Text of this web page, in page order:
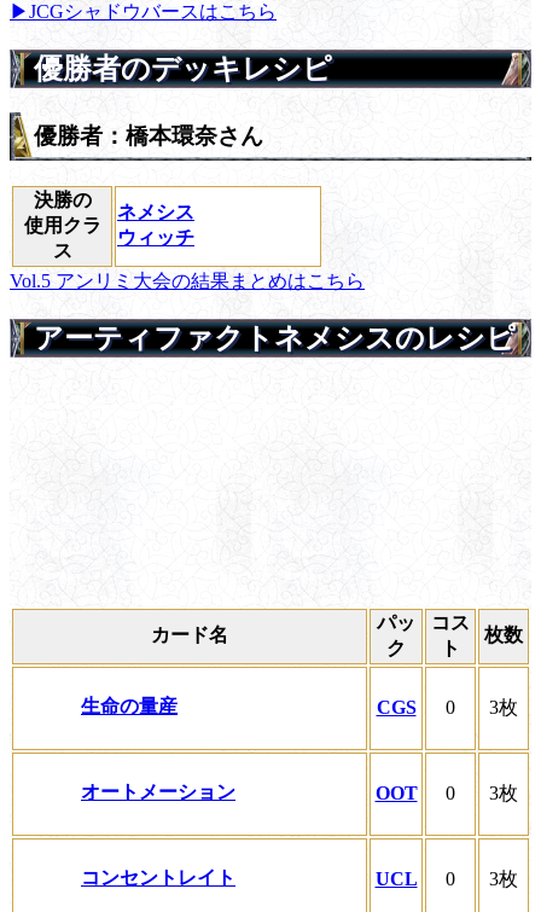
▶JCGシャドウバースはこちら
優勝者のデッキレシピ
優勝者：橋本環奈さん
決勝の
使用クラ
ス
ネメシス
ウィッチ
Vol.5 アンリミ大会の結果まとめはこちら
アーティファクトネメシスのレシピ
カード名
パッ
ク
コス
ト
枚数
生命の量産 CGS 0 3枚
オートメーション OOT 0 3枚
コンセントレイト UCL 0 3枚